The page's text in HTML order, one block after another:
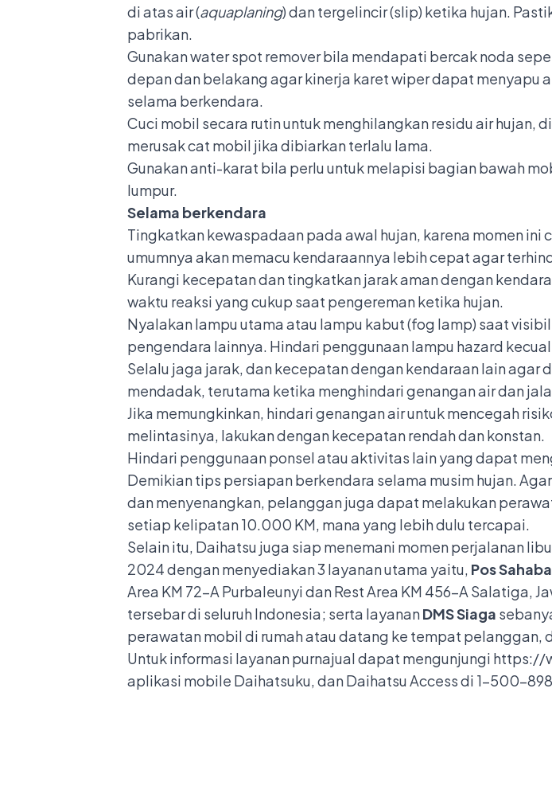
di atas air (aquaplaning) dan tergelincir (slip) ketika hujan.
pabrikan.
Gunakan water spot remover bila mendapati bercak noda
depan dan belakang agar kinerja karet wiper dapat menyapu
selama berkendara.
Cuci mobil secara rutin untuk menghilangkan residu air hujan,
merusak cat mobil jika dibiarkan terlalu lama.
Gunakan anti-karat bila perlu untuk melapisi bagian bawah
lumpur.
Selama berkendara
Tingkatkan kewaspadaan pada awal hujan, karena momen
umumnya akan memacu kendaraannya lebih cepat agar
Kurangi kecepatan dan tingkatkan jarak aman dengan
waktu reaksi yang cukup saat pengereman ketika hujan.
Nyalakan lampu utama atau lampu kabut (fog lamp) saat
pengendara lainnya. Hindari penggunaan lampu hazard
Selalu jaga jarak, dan kecepatan dengan kendaraan lain
mendadak, terutama ketika menghindari genangan air dan
Jika memungkinkan, hindari genangan air untuk mencegah
melintasinya, lakukan dengan kecepatan rendah dan konstan.
Hindari penggunaan ponsel atau aktivitas lain yang dapat
Demikian tips persiapan berkendara selama musim hujan.
dan menyenangkan, pelanggan juga dapat melakukan
setiap kelipatan 10.000 KM, mana yang lebih dulu tercapai.
Selain itu, Daihatsu juga siap menemani momen perjalanan
2024 dengan menyediakan 3 layanan utama yaitu, Pos
Area KM 72-A Purbaleunyi dan Rest Area KM 456-A Salatiga,
tersebar di seluruh Indonesia; serta layananDMS Siaga
perawatan mobil di rumah atau datang ke tempat pelanggan,
Untuk informasi layanan purnajual dapat mengunjungi https://
aplikasi mobile Daihatsuku, dan Daihatsu Access di 1-500-